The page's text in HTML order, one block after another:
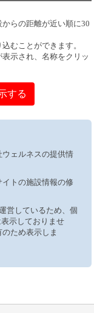
らの距離が近い順に30
むことができます。
示され、名称をクリッ
する
ェルネスの提供情
トの施設情報の修
営しているため、個
示しておりませ
ため表示しま